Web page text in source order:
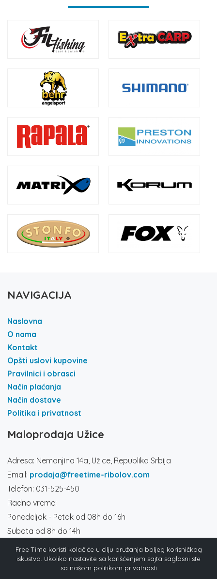
NAVIGACIJA
Naslovna
O nama
Kontakt
Opšti uslovi kupovine
Pravilnici i obrasci
Način plaćanja
Način dostave
Politika i privatnost
Maloprodaja Užice
Adresa: Nemanjina 14a, Užice, Republika Srbija
Email: prodaja@freetime-ribolov.com
Telefon: 031-525-450
Radno vreme:
Ponedeljak - Petak od 08h do 16h
Subota od 8h do 14h
Društvene mreže
Free Time koristi kolačiće u cilju pružanja boljeg korisničkog
iskustva. Ukoliko nastavite sa korišćenjem sajta saglasni ste
sa našom politikom privatnosti